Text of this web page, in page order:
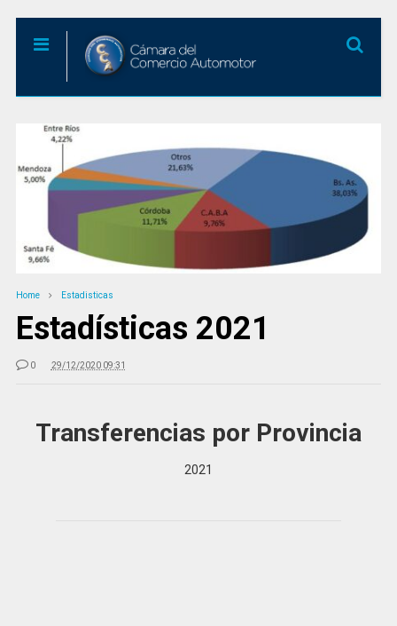
Home Estadisticas
Estadísticas 2021
0 29/12/2020 09:31
Transferencias por Provincia
2021